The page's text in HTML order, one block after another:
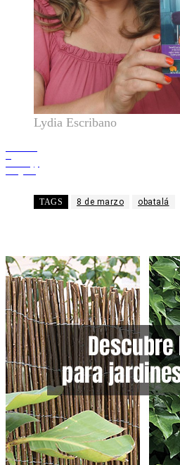
Lydia Escribano
TAGS 8 de marzo obatalá